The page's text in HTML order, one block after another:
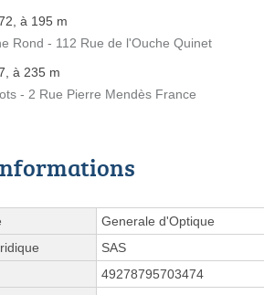
à 195 m
Rond - 112 Rue de l'Ouche Quinet
à 235 m
- 2 Rue Pierre Mendès France
Generale d'Optique
SAS
49278795703474